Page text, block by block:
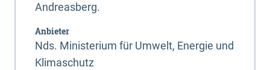
Andreasberg.
Anbieter
Nds. Ministerium für Umwelt, Energie und
Klimaschutz